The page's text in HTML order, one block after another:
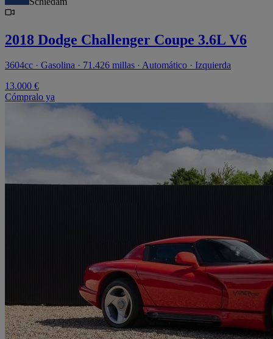
2018 Dodge Challenger Coupe 3.6L V6
3604cc · Gasolina · 71.426 millas · Automático · Izquierda
13.000 €
Cómpralo ya